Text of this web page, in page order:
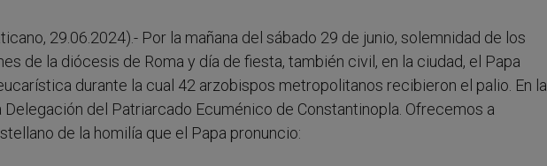
29.06.2024).- Por la mañana del sábado 29 de junio, solemnidad de los
de la diócesis de Roma y día de fiesta, también civil, en la ciudad, el Papa
durante la cual 42 arzobispos metropolitanos recibieron el palio. En la
del Patriarcado Ecuménico de Constantinopla. Ofrecemos a
de la homilía que el Papa pronuncio: